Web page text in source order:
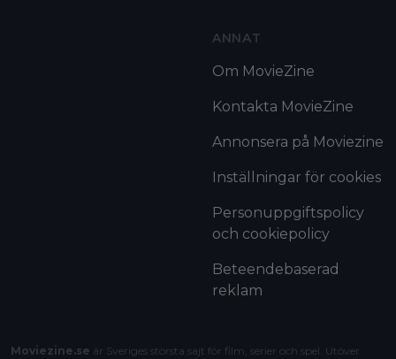
ANNAT
Om MovieZine
Kontakta MovieZine
Annonsera på Moviezine
Inställningar för cookies
Personuppgiftspolicy
och cookiepolicy
Beteendebaserad
reklam
Moviezine.se är Sveriges största sajt för film, serier och spel. Utöver